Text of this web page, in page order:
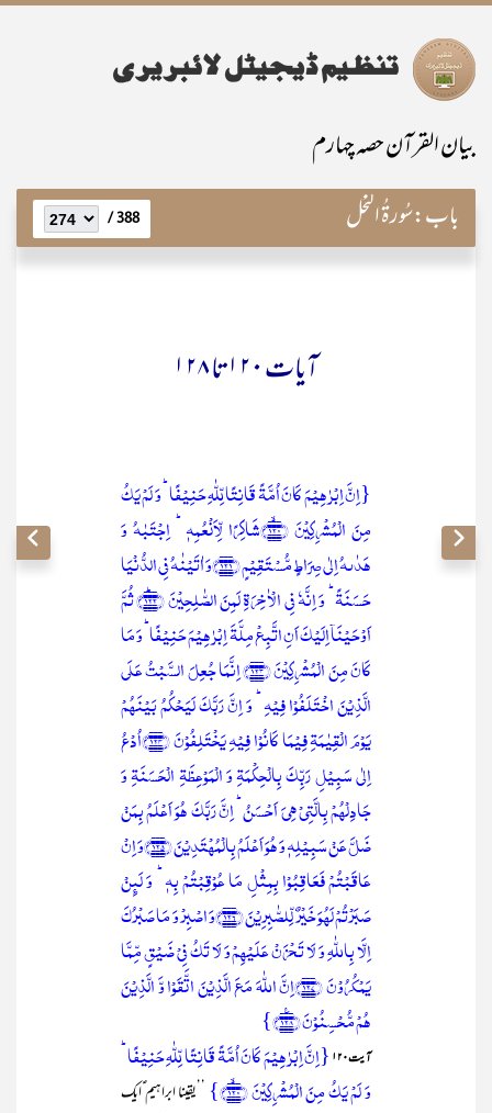
بیان القرآن حصہ چہارم
باب:سُورۃُ النَّحْل 388 /
آیات ۱۲۰تا ۱۲۸
{اِنَّ اِبۡرٰہِیۡمَ کَانَ اُمَّۃً قَانِتًا لِّلّٰہِ حَنِیۡفًا ؕ وَ لَمۡ یَکُ
مِنَ الۡمُشۡرِکِیۡنَ ﴿۱۲۰﴾ۙشَاکِرًا لِّاَنۡعُمِہٖ ؕ اِجۡتَبٰہُ وَ
ہَدٰىہُ اِلٰی صِرَاطٍ مُّسۡتَقِیۡمٍ ﴿۱۲۱﴾وَ اٰتَیۡنٰہُ فِی الدُّنۡیَا
حَسَنَۃً ؕ وَ اِنَّہٗ فِی الۡاٰخِرَۃِ لَمِنَ الصّٰلِحِیۡنَ ﴿۱۲۲﴾ؕ ثُمَّ
اَوۡحَیۡنَاۤ اِلَیۡکَ اَنِ اتَّبِعۡ مِلَّۃَ اِبۡرٰہِیۡمَ حَنِیۡفًا ؕ وَ مَا
کَانَ مِنَ الۡمُشۡرِکِیۡنَ ﴿۱۲۳﴾ اِنَّمَا جُعِلَ السَّبۡتُ عَلَی
الَّذِیۡنَ اخۡتَلَفُوۡا فِیۡہِ ؕ وَ اِنَّ رَبَّکَ لَیَحۡکُمُ بَیۡنَہُمۡ
یَوۡمَ الۡقِیٰمَۃِ فِیۡمَا کَانُوۡا فِیۡہِ یَخۡتَلِفُوۡنَ ﴿۱۲۴﴾اُدۡعُ
اِلٰی سَبِیۡلِ رَبِّکَ بِالۡحِکۡمَۃِ وَ الۡمَوۡعِظَۃِ الۡحَسَنَۃِ وَ
جَادِلۡہُمۡ بِالَّتِیۡ ہِیَ اَحۡسَنُ ؕ اِنَّ رَبَّکَ ہُوَ اَعۡلَمُ بِمَنۡ
ضَلَّ عَنۡ سَبِیۡلِہٖ وَ ہُوَ اَعۡلَمُ بِالۡمُہۡتَدِیۡنَ ﴿۱۲۵﴾وَ اِنۡ
عَاقَبۡتُمۡ فَعَاقِبُوۡا بِمِثۡلِ مَا عُوۡقِبۡتُمۡ بِہٖ ؕ وَ لَئِنۡ
صَبَرۡتُمۡ لَہُوَ خَیۡرٌ لِّلصّٰبِرِیۡنَ ﴿۱۲۶﴾وَ اصۡبِرۡ وَ مَا صَبۡرُکَ
اِلَّا بِاللّٰہِ وَ لَا تَحۡزَنۡ عَلَیۡہِمۡ وَ لَا تَکُ فِیۡ ضَیۡقٍ مِّمَّا
یَمۡکُرُوۡنَ ﴿۱۲۷﴾اِنَّ اللّٰہَ مَعَ الَّذِیۡنَ اتَّقَوۡا وَّ الَّذِیۡنَ
ہُمۡ مُّحۡسِنُوۡنَ ﴿۱۲۸﴾٪}
آیت۱۲۰
{اِنَّ اِبۡرٰہِیۡمَ کَانَ اُمَّۃً قَانِتًا لِّلّٰہِ حَنِیۡفًا ؕ
وَ لَمۡ یَکُ مِنَ الۡمُشۡرِکِیۡنَ ﴿۱۲۰﴾ۙ}
’’یقینا ابراہیم ؑایک